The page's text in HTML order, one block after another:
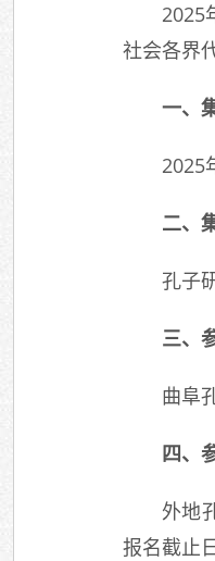
2025
社会各界
一、
2025
二、
孔子
三、
曲阜
四、
外地
报名截止